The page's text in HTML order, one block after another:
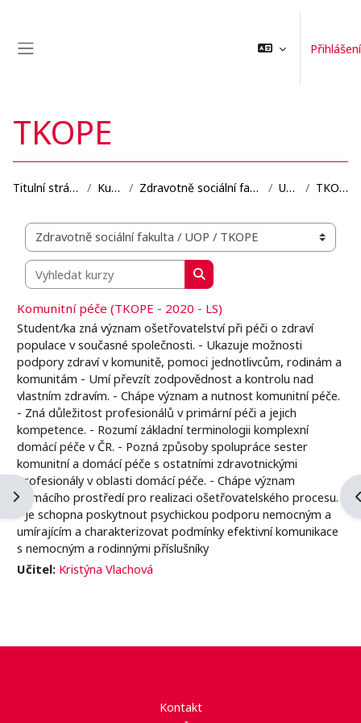
Přihlášení
Otevřít panel bloku
TKOPE
Titulní stránka Kurzy Zdravotně sociální fakulta UOP TKOPE
Organizační struktura kurzů
Vyhledat kurzy
Vyhledat kurzy
Komunitní péče (TKOPE - 2020 - LS)
Student/ka zná význam ošetřovatelství při péči o zdraví
populace v současné společnosti. - Ukazuje možnosti
podpory zdraví v komunitě, pomoci jednotlivcům, rodinám a
komunitám - Umí převzít zodpovědnost a kontrolu nad
vlastním zdravím. - Chápe význam a nutnost komunitní péče.
- Zná důležitost profesionálů v primární péči a jejich
kompetence. - Rozumí základní terminologii komplexní
domácí péče v ČR. - Pozná způsoby spolupráce sester
komunitní a domácí péče s ostatními zdravotnickými
profesionály v oblasti domácí péče. - Chápe význam
domácího prostředí pro realizaci ošetřovatelského procesu.
- Je schopna poskytnout psychickou podporu nemocným a
umírajícím a charakterizovat podmínky efektivní komunikace
s nemocným a rodinnými příslušníky
Učitel: Kristýna Vlachová
Kontakt